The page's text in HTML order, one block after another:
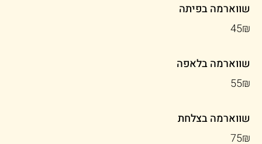
שווארמה בפיתה
‏45 ‏₪
שווארמה בלאפה
‏55 ‏₪
שווארמה בצלחת
‏75 ‏₪